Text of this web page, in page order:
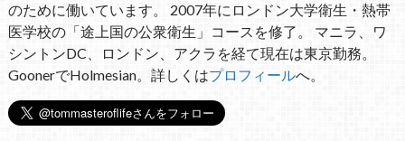
のために働いています。 2007年にロンドン大学衛生・熱帯
医学校の「途上国の公衆衛生」コースを修了。 マニラ、ワ
シントンDC、ロンドン、アクラを経て現在は東京勤務。
GoonerでHolmesian。詳しくはプロフィールへ。